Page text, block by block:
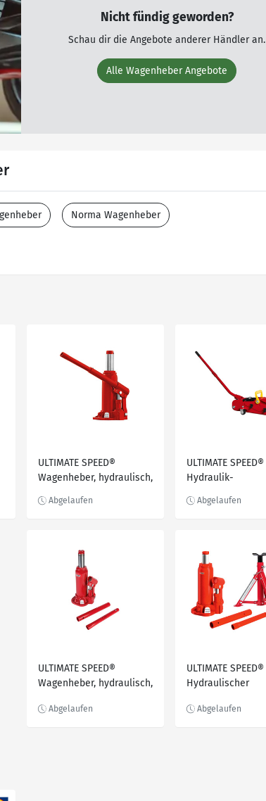
Nicht fündig geworden?
Schau dir die Angebote anderer Händler an.
Alle Wagenheber Angebote
Norma Wagenheber
ULTIMATE SPEED®
Wagenheber, hydraulisch,
ULTIMATE SPEED®
Hydraulik-
Tragegriff
ULTIMATE SPEED®
Wagenheber, hydraulisch,
ULTIMATE SPEED®
Hydraulischer
Untestellböcken